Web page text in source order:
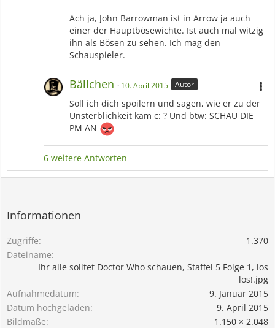
Ach ja, John Barrowman ist in Arrow ja auch
einer der Hauptbösewichte. Ist auch mal witzig
ihn als Bösen zu sehen. Ich mag den
Schauspieler.
Bällchen 10. April 2015 Autor
Soll ich dich spoilern und sagen, wie er zu der
Unsterblichkeit kam c: ? Und btw: SCHAU DIE
PM AN
6 weitere Antworten
Informationen
Zugriffe
1.370
Dateiname
Ihr alle solltet Doctor Who schauen, Staffel 5 Folge 1, los
los!.jpg
Aufnahmedatum
9. Januar 2015
Datum hochgeladen
9. April 2015
Bildmaße
1.150 × 2.048